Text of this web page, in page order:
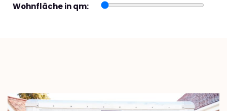
Wohnfläche in qm: